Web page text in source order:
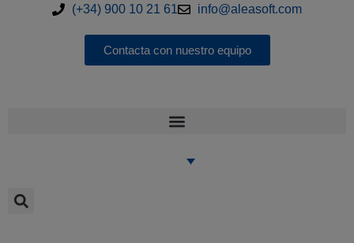
(+34) 900 10 21 61 info@aleasoft.com
Contacta con nuestro equipo